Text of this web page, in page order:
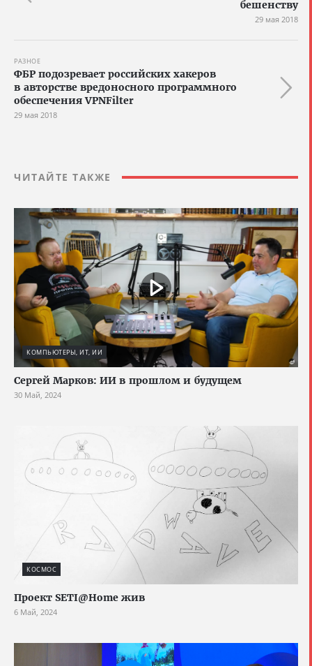
бешенству
29 мая 2018
РАЗНОЕ
ФБР подозревает российских хакеров
в авторстве вредоносного программного
обеспечения VPNFilter
29 мая 2018
ЧИТАЙТЕ ТАКЖЕ
КОМПЬЮТЕРЫ, ИТ, ИИ
Сергей Марков: ИИ в прошлом и будущем
30 Май, 2024
КОСМОС
Проект SETI@Home жив
6 Май, 2024